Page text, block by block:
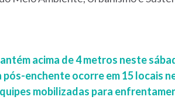
acima de 4 metros neste
pós-enchente ocorre em 15 locais
mobilizadas para